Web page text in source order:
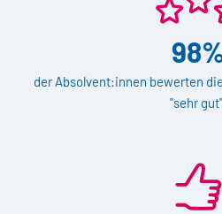
der Absolvent:innen bewerten
"sehr